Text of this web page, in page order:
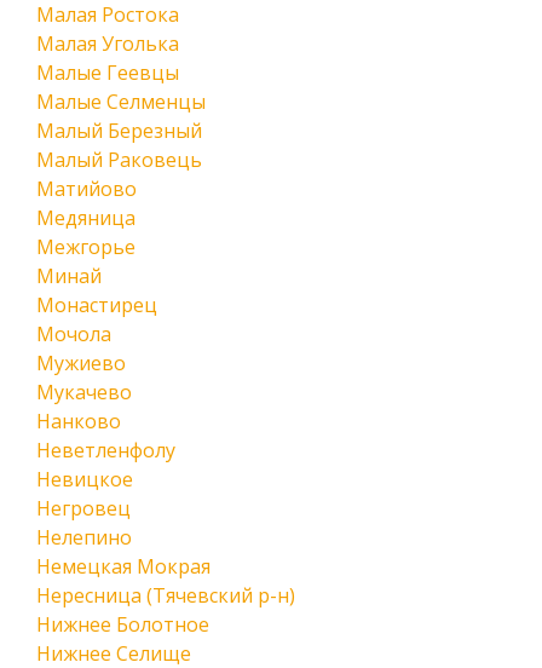
Малая Ростока
Малая Уголька
Малые Геевцы
Малые Селменцы
Малый Березный
Малый Раковець
Матийово
Медяница
Межгорье
Минай
Монастирец
Мочола
Мужиево
Мукачево
Нанково
Неветленфолу
Невицкое
Негровец
Нелепино
Немецкая Мокрая
Нересница (Тячевский р-н)
Нижнее Болотное
Нижнее Селище